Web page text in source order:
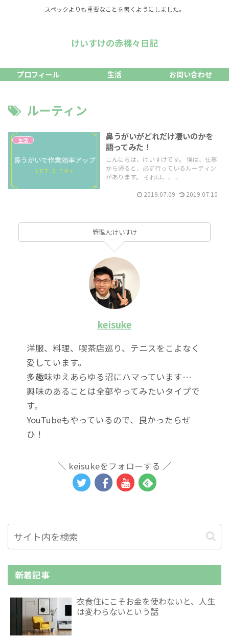
スペックよりも重要なことを書くようにしました。
けいすけの赤裸々日記
プロフィール 生活 お問い合わせ
ルーティン
生活
鼻うがいがどれだけ凄いのかを
語ってみた！
こんにちは、けいすけです。 僕は、仕事
から帰ると、必ず行っているルーティン
があります。 それは、、...
2019.07.09 2019.07.10
管理人:けいすけ
keisuke
洋服、料理、喫茶店巡り、テニスをこよなく
愛しています。
多趣味ゆえあらゆる沼にハマっています…
興味のあることは全部やってみたいタイプで
す。
YouTubeもやっているので、良かったらぜ
ひ！
keisukeをフォローする
新着記事
衣食住にこそお金を使わないと、人生
は変わらないという話